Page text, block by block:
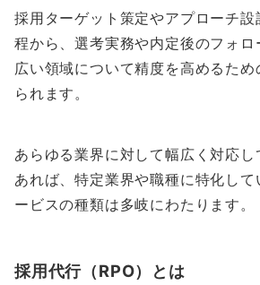
採用ターゲット策定やアプローチ設
程から、選考実務や内定後のフォロ
広い領域について精度を高めるた
られます。
あらゆる業界に対して幅広く対応し
あれば、特定業界や職種に特化して
ービスの種類は多岐にわたります。
採用代行（RPO）とは